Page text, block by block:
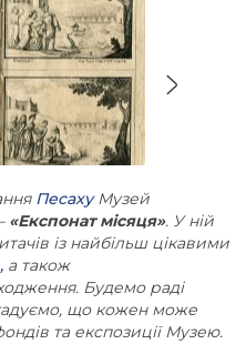
ПесахуМузей
«Експонат місяця». У ній
із найбільш цікавими
а також
Будемо раді
що кожен може
та експозиції Музею.